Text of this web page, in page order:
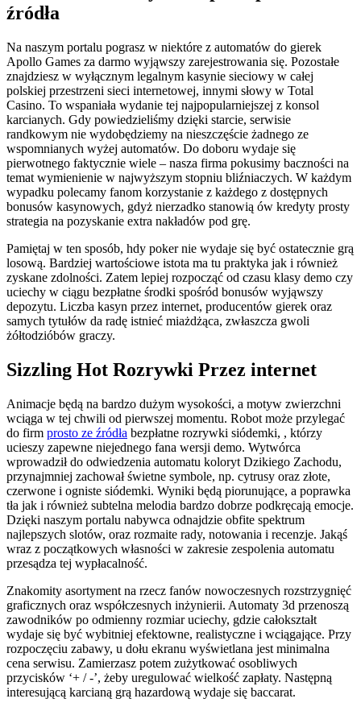
źródła
Na naszym portalu pograsz w niektóre z automatów do gierek
Apollo Games za darmo wyjąwszy zarejestrowania się. Pozostałe
znajdziesz w wyłącznym legalnym kasynie sieciowy w całej
polskiej przestrzeni sieci internetowej, innymi słowy w Total
Casino. To wspaniała wydanie tej najpopularniejszej z konsol
karcianych. Gdy powiedzieliśmy dzięki starcie, serwisie
randkowym nie wydobędziemy na nieszczęście żadnego ze
wspomnianych wyżej automatów. Do doboru wydaje się
pierwotnego faktycznie wiele – nasza firma pokusimy baczności na
temat wymienienie w najwyższym stopniu bliźniaczych. W każdym
wypadku polecamy fanom korzystanie z każdego z dostępnych
bonusów kasynowych, gdyż nierzadko stanowią ów kredyty prosty
strategia na pozyskanie extra nakładów pod grę.
Pamiętaj w ten sposób, hdy poker nie wydaje się być ostatecznie grą
losową. Bardziej wartościowe istota ma tu praktyka jak i również
zyskane zdolności. Zatem lepiej rozpocząć od czasu klasy demo czy
uciechy w ciągu bezpłatne środki spośród bonusów wyjąwszy
depozytu. Liczba kasyn przez internet, producentów gierek oraz
samych tytułów da radę istnieć miażdżąca, zwłaszcza gwoli
żółtodzióbów graczy.
Sizzling Hot Rozrywki Przez internet
Animacje będą na bardzo dużym wysokości, a motyw zwierzchni
wciąga w tej chwili od pierwszej momentu. Robot może przylegać
do firm prosto ze źródła bezpłatne rozrywki siódemki, , którzy
ucieszy zapewne niejednego fana wersji demo. Wytwórca
wprowadził do odwiedzenia automatu koloryt Dzikiego Zachodu,
przynajmniej zachował świetne symbole, np. cytrusy oraz złote,
czerwone i ogniste siódemki. Wyniki będą piorunujące, a poprawka
tła jak i również subtelna melodia bardzo dobrze podkręcają emocje.
Dzięki naszym portalu nabywca odnajdzie obfite spektrum
najlepszych slotów, oraz rozmaite rady, notowania i recenzje. Jakąś
wraz z początkowych własności w zakresie zespolenia automatu
przesądza tej wypłacalność.
Znakomity asortyment na rzecz fanów nowoczesnych rozstrzygnięć
graficznych oraz współczesnych inżynierii. Automaty 3d przenoszą
zawodników po odmienny rozmiar uciechy, gdzie całokształt
wydaje się być wybitniej efektowne, realistyczne i wciągające. Przy
rozpoczęciu zabawy, u dołu ekranu wyświetlana jest minimalna
cena serwisu. Zamierzasz potem zużytkować osobliwych
przycisków ‘+ / -’, żeby uregulować wielkość zapłaty. Następną
interesującą karcianą grą hazardową wydaje się baccarat.